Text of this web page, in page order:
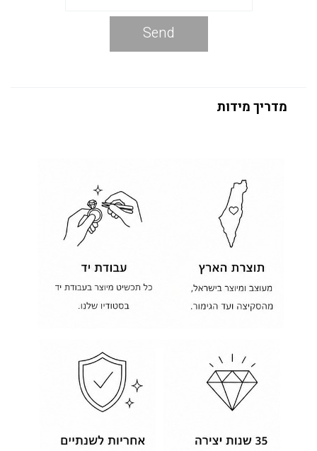
Send
מדריך מידות